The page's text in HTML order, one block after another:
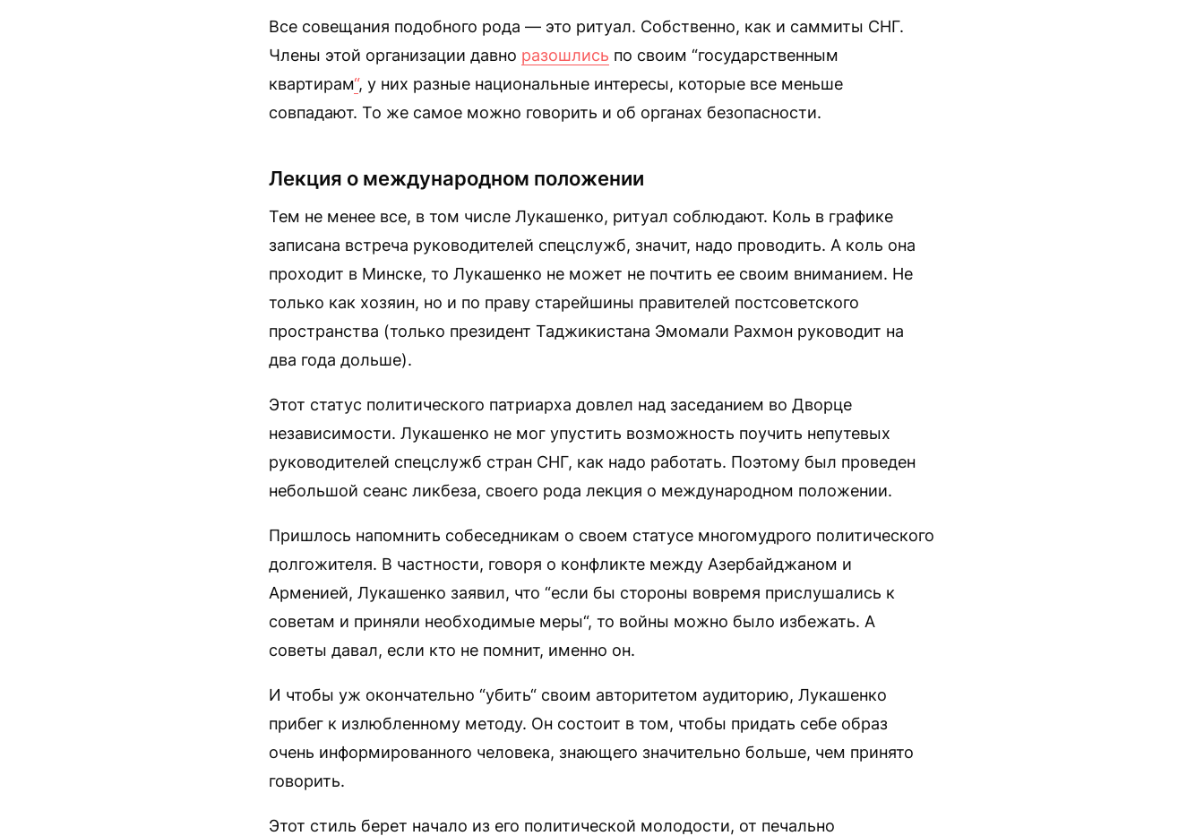
Все совещания подобного рода — это ритуал. Собственно, как и саммиты СНГ.
Члены этой организации давно разошлись по своим “государственным
квартирам“, у них разные национальные интересы, которые все меньше
совпадают. То же самое можно говорить и об органах безопасности.
Лекция о международном положении
Тем не менее все, в том числе Лукашенко, ритуал соблюдают. Коль в графике
записана встреча руководителей спецслужб, значит, надо проводить. А коль она
проходит в Минске, то Лукашенко не может не почтить ее своим вниманием. Не
только как хозяин, но и по праву старейшины правителей постсоветского
пространства (только президент Таджикистана Эмомали Рахмон руководит на
два года дольше).
Этот статус политического патриарха довлел над заседанием во Дворце
независимости. Лукашенко не мог упустить возможность поучить непутевых
руководителей спецслужб стран СНГ, как надо работать. Поэтому был проведен
небольшой сеанс ликбеза, своего рода лекция о международном положении.
Пришлось напомнить собеседникам о своем статусе многомудрого политического
долгожителя. В частности, говоря о конфликте между Азербайджаном и
Арменией, Лукашенко заявил, что “если бы стороны вовремя прислушались к
советам и приняли необходимые меры“, то войны можно было избежать. А
советы давал, если кто не помнит, именно он.
И чтобы уж окончательно “убить“ своим авторитетом аудиторию, Лукашенко
прибег к излюбленному методу. Он состоит в том, чтобы придать себе образ
очень информированного человека, знающего значительно больше, чем принято
говорить.
Этот стиль берет начало из его политической молодости, от печально